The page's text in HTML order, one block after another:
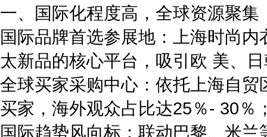
一、国际化程度高，全球资源聚集
国际品牌首选参展地：上海时尚
太新品的核心平台，吸引欧 美、
全球买家采购中心：依托上海自
买家，海外观众占比达25％- 30％
国际趋势风向标：联动巴黎、米